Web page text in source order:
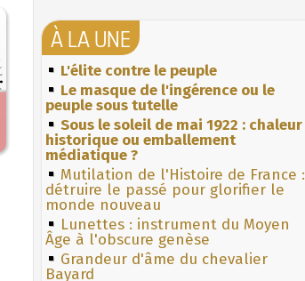
À LA UNE
L'élite contre le peuple
Le masque de l'ingérence ou le
peuple sous tutelle
Sous le soleil de mai 1922 : chaleur
historique ou emballement
médiatique ?
Mutilation de l'Histoire de France :
détruire le passé pour glorifier le
monde nouveau
Lunettes : instrument du Moyen
Âge à l'obscure genèse
Grandeur d'âme du chevalier
Bayard